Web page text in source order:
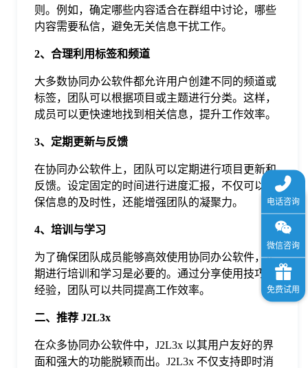
则。例如，确定哪些内容适合在群组中讨论，哪些
内容需要私信，避免无关信息干扰工作。
2、合理利用标签和频道
大多数协同办公软件都允许用户创建不同的频道或
标签，团队可以根据项目或主题进行分类。这样，
成员可以更快速地找到相关信息，提升工作效率。
3、定期更新与反馈
在协同办公软件上，团队可以定期进行项目更新和
反馈。设定固定的时间进行进度汇报，不仅可以确
保信息的及时性，还能增强团队的凝聚力。
4、培训与学习
为了确保团队成员能够高效使用协同办公软件，定
期进行培训和学习是必要的。通过分享使用技巧和
经验，团队可以共同提高工作效率。
二、推荐 J2L3x
在众多协同办公软件中，J2L3x 以其用户友好的界
面和强大的功能脱颖而出。J2L3x 不仅支持即时消